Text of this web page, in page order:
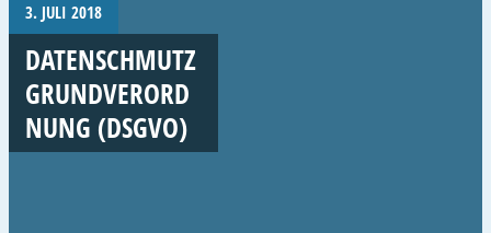
3. JULI 2018
DATENSCHMUTZ
GRUNDVERORD
NUNG (DSGVO)